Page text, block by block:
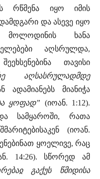
რწმენა იყო იმის
და ასევე იყო
მოლოდინის ხანა
აღსრულდა,
თავისი
აღსასრულადმდე
ადამიანებს მიანიჭა
ყოფად” (იოან. 1:12).
სამყაროში, რათა
(იოან.
ყოელივე, რაც
14:26). სწორედ ამ
გაქუს წმიდისა